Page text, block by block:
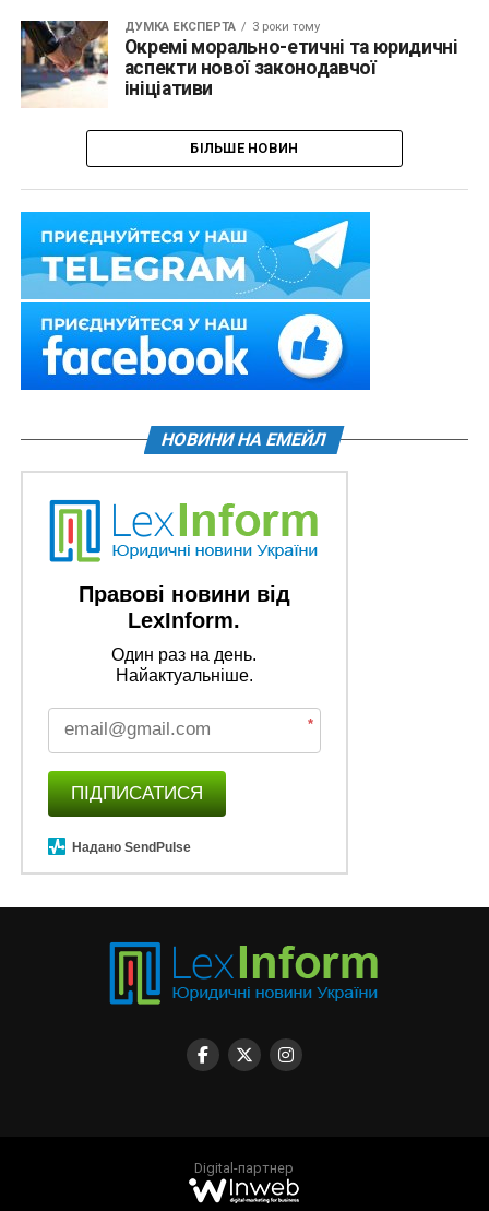
ДУМКА ЕКСПЕРТА 3 роки тому
Окремі морально-етичні та юридичні
аспекти нової законодавчої
ініціативи
БІЛЬШЕ НОВИН
НОВИНИ НА ЕМЕЙЛ
Правові новини від
LexInform.
Один раз на день.
Найактуальніше.
*
ПІДПИСАТИСЯ
Надано SendPulse
Digital-партнер